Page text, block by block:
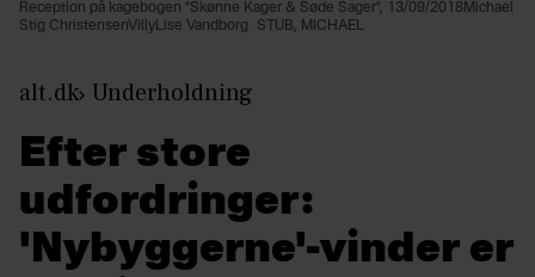
Reception på kagebogen "Skønne Kager & Søde Sager", 13/09/2018Michael
Stig ChristensenVillyLise Vandborg
STUB, MICHAEL
alt.dk Underholdning
Efter store
udfordringer:
'Nybyggerne'-vinder er